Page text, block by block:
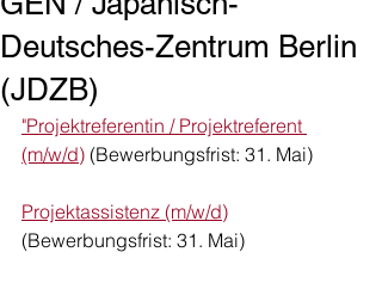
Deutsches-Zentrum Berlin
(JDZB)
"Projektreferentin / Projektreferent
(m/w/d) (Bewerbungsfrist: 31. Mai)
Projektassistenz (m/w/d)
(Bewerbungsfrist: 31. Mai)